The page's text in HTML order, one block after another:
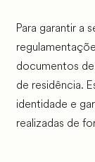
Para garantir a
documentos
de residência.
identidade e
realizadas de